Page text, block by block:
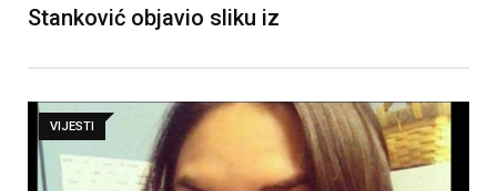
Stanković objavio sliku iz
VIJESTI